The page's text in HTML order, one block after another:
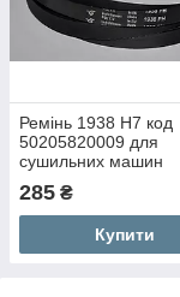
Ремінь 1938 H7 код
50205820009 для
сушильних машин
285 ₴
Купити